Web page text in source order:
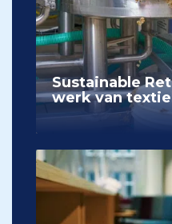
Sustainable
werk van